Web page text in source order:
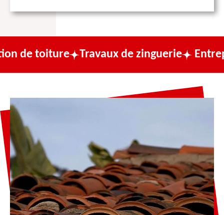
Travaux de zinguerie Entreprise de